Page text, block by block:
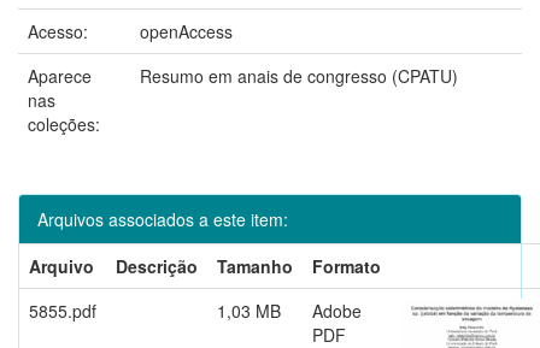
Acesso:
openAccess
Aparece
nas
coleções:
Resumo em anais de congresso (CPATU)
Arquivos associados a este item:
Arquivo
Descrição Tamanho
Formato
5855.pdf
1,03 MB
Adobe
PDF